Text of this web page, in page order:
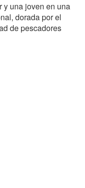
y una joven en una
dorada por el
de pescadores